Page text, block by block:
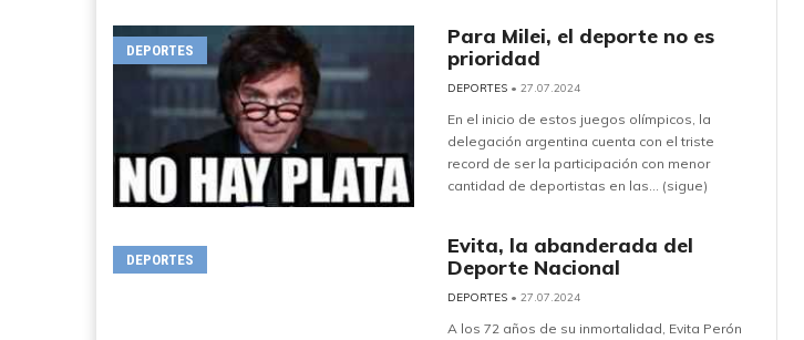
DEPORTES
Para Milei, el deporte no es
prioridad
DEPORTES • 27.07.2024
En el inicio de estos juegos olímpicos, la
delegación argentina cuenta con el triste
record de ser la participación con menor
cantidad de deportistas en las... (sigue)
DEPORTES
Evita, la abanderada del
Deporte Nacional
DEPORTES • 27.07.2024
A los 72 años de su inmortalidad, Evita Perón